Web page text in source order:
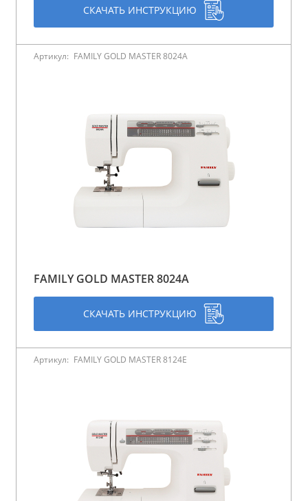
СКАЧАТЬ ИНСТРУКЦИЮ
Артикул: FAMILY GOLD MASTER 8024A
FAMILY GOLD MASTER 8024A
СКАЧАТЬ ИНСТРУКЦИЮ
Артикул: FAMILY GOLD MASTER 8124E